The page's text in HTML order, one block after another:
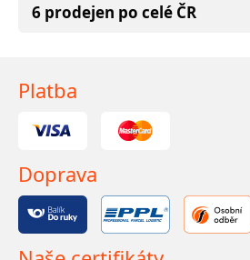
6 prodejen po celé ČR
Platba
Doprava